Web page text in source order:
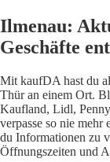
Ilmenau:
Geschäfte
Mit kaufDA hast du
Thür an einem Ort.
Kaufland, Lidl,
verpasse so nie
du Informationen zu
Öffnungszeiten und